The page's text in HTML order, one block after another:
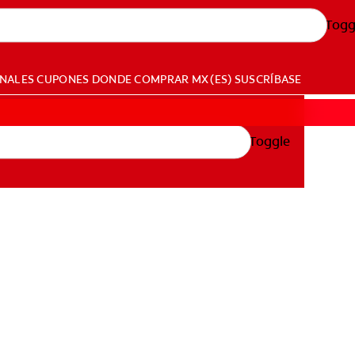
CUPONES DONDE COMPRAR MX (ES) SUSCRÍBASE
Toggle